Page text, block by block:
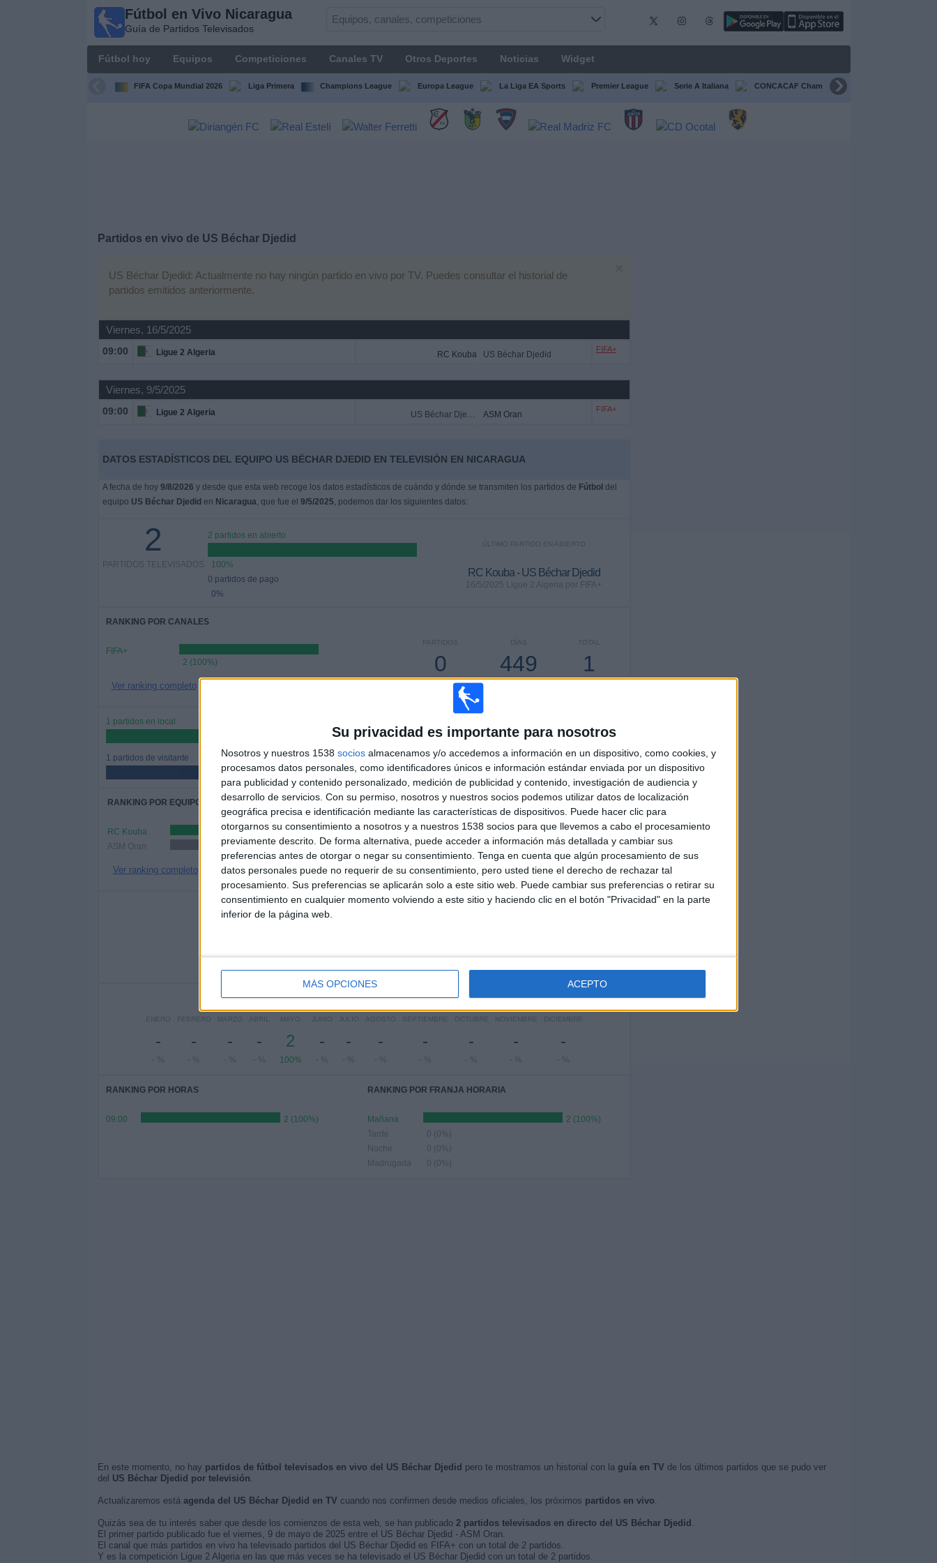
Su privacidad es importante para nosotros
Nosotros y nuestros 1538 socios almacenamos y/o accedemos a información en un dispositivo, como cookies, y
procesamos datos personales, como identificadores únicos e información estándar enviada por un dispositivo
para publicidad y contenido personalizado, medición de publicidad y contenido, investigación de audiencia y
desarrollo de servicios. Con su permiso, nosotros y nuestros socios podemos utilizar datos de localización
geográfica precisa e identificación mediante las características de dispositivos. Puede hacer clic para
otorgarnos su consentimiento a nosotros y a nuestros 1538 socios para que llevemos a cabo el procesamiento
previamente descrito. De forma alternativa, puede acceder a información más detallada y cambiar sus
preferencias antes de otorgar o negar su consentimiento. Tenga en cuenta que algún procesamiento de sus
datos personales puede no requerir de su consentimiento, pero usted tiene el derecho de rechazar tal
procesamiento. Sus preferencias se aplicarán solo a este sitio web. Puede cambiar sus preferencias o retirar su
consentimiento en cualquier momento volviendo a este sitio y haciendo clic en el botón "Privacidad" en la parte
inferior de la página web.
MÁS OPCIONES ACEPTO
Fútbol en Vivo Nicaragua
Guía de Partidos Televisados
Fútbol hoy Equipos Competiciones Canales TV Otros Deportes Noticias Widget
FIFA Copa Mundial 2026 Liga Primera Champions League Europa League La Liga EA Sports Premier League Serie A Italiana CONCACAF Champions Cup
Partidos en vivo de US Béchar Djedid
US Béchar Djedid: Actualmente no hay ningún partido en vivo por TV. Puedes consultar el historial de
partidos emitidos anteriormente.
Viernes, 16/5/2025
09:00 Ligue 2 Algeria RC Kouba US Béchar Djedid
FIFA+
Viernes, 9/5/2025
09:00 Ligue 2 Algeria US Béchar Djedid ASM Oran
FIFA+
DATOS ESTADÍSTICOS DEL EQUIPO US BÉCHAR DJEDID EN TELEVISIÓN EN NICARAGUA
A fecha de hoy 9/8/2026 y desde que esta web recoge los datos estadísticos de cuándo y dónde se transmiten los partidos de Fútbol del
equipo US Béchar Djedid en Nicaragua, que fue el 9/5/2025, podemos dar los siguientes datos:
2
PARTIDOS TELEVISADOS
2 partidos en abierto
100%
0 partidos de pago
0%
ÚLTIMO PARTIDO EN ABIERTO
RC Kouba - US Béchar Djedid
16/5/2025 Ligue 2 Algeria por FIFA+
RANKING POR CANALES
FIFA+
2 (100%)
Ver ranking completo
TOTAL
1
DÍAS
449
PARTIDOS
0
CONSECUTIVOS
DE PAGO
1 partidos en local
1 partidos de visitante
50%
TOTAL
2
RIVALES
MÁXIMO
1
VS RC Kouba
TOTAL
1
COMPETICIONES
RANKING POR EQUIPOS
RC Kouba
1 (50%)
ASM Oran
1 (50%)
Ver ranking completo
RANKING POR COMPETICIONES
Ligue 2 Algeria 2 (100%)
Ver ranking completo
Nº DE PARTIDOS POR DÍA DE LA SEMANA
- % - % - % 100% - % - %
Nº DE PARTIDOS POR MES
ENERO
-
- %
FEBRERO
-
- %
MARZO
-
- %
ABRIL
-
- %
MAYO
2
100%
JUNIO
-
- %
JULIO
-
- %
AGOSTO
-
- %
SEPTIEMBRE
-
- %
OCTUBRE
-
- %
NOVIEMBRE
-
- %
DICIEMBRE
-
- %
RANKING POR HORAS
09:00 2 (100%)
RANKING POR FRANJA HORARIA
Mañana
2 (100%)
Tarde
0 (0%)
Noche
0 (0%)
Madrugada
0 (0%)
En este momento, no hay partidos de fútbol televisados en vivo del US Béchar Djedid pero te mostramos un historial con la guía en TV de los últimos partidos que se pudo ver
del US Béchar Djedid por televisión.
Actualizaremos está agenda del US Béchar Djedid en TV cuando nos confirmen desde medios oficiales, los próximos partidos en vivo.
Quizás sea de tu interés saber que desde los comienzos de esta web, se han publicado 2 partidos televisados en directo del US Béchar Djedid .
El primer partido publicado fue el viernes, 9 de mayo de 2025 entre el US Béchar Djedid - ASM Oran.
El canal que más partidos en vivo ha televisado partidos del US Béchar Djedid es FIFA+ con un total de 2 partidos.
Y es la competición Ligue 2 Algeria en las que más veces se ha televisado el US Béchar Djedid con un total de 2 partidos.
Fútbol en
Nicaragua